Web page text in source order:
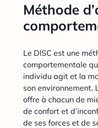
Méthode
Le DISC est une
comportementale
individu agit et la
son environnement.
offre à chacun de
de confort et
de ses forces et de